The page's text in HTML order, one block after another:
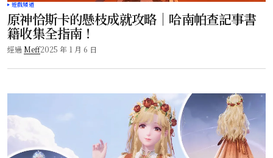
遊戲頻道
原神恰斯卡的懸枝成就攻略｜哈南帕查記事書
籍收集全指南！
經過 Meff2025 年 1 月 6 日